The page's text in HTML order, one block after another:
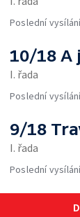
Poslední
10/18 A
I. řada
Poslední
9/18
I. řada
Poslední